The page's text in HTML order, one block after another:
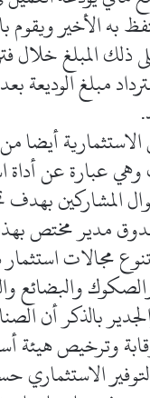
به الأخير ويقوم
ذلك المبلغ خلال
مبلغ الوديعة
الاستثمارية أيضا
عبارة عن أداة
المشاركين بهدف
مدير مختص
مجالات
والبضائع
بالذكر أن
وترخيص هيئة
الاستثماري